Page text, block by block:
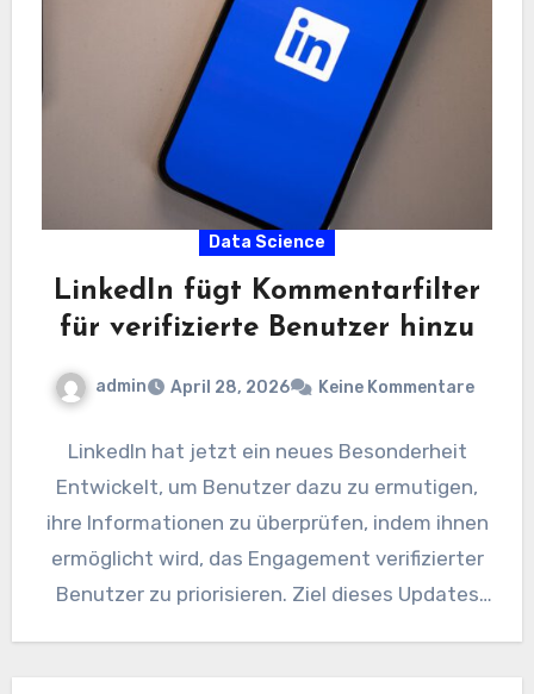
Data Science
LinkedIn fügt Kommentarfilter
für verifizierte Benutzer hinzu
admin April 28, 2026 Keine Kommentare
LinkedIn hat jetzt ein neues Besonderheit
Entwickelt, um Benutzer dazu zu ermutigen,
ihre Informationen zu überprüfen, indem ihnen
ermöglicht wird, das Engagement verifizierter
Benutzer zu priorisieren. Ziel dieses Updates